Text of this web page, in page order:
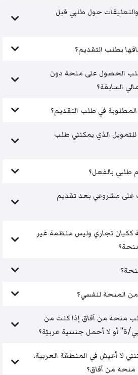
حول طلبي قبل
بطلب التقديم؟
الحصول على منحة دون
السابقة؟
في طلب التقديم؟
للتمويل الذي يمكنني طلب
طلبي بالفعل؟
على مشروعي بعد تقديم
تجاري وليس منظمة غير
المنحة لنفسي؟
منحة من آفاق إذا كنت من
ة" أو لا أحمل جنسية عربيّة؟
لا أعيش في المنطقة العربية.
من آفاق؟